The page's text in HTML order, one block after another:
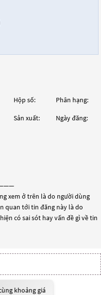
Hộp số: Phân hạng:
Sản xuất: Ngày đăng:
xem ở trên là do người dùng
quan tới tin đăng này là do
có sai sót hay vấn đề gì về tin
khoảng giá